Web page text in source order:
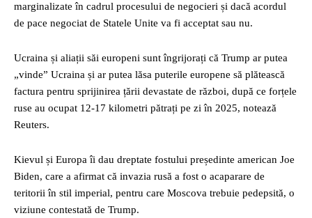
marginalizate în cadrul procesului de negocieri și dacă acordul
de pace negociat de Statele Unite va fi acceptat sau nu.
Ucraina și aliații săi europeni sunt îngrijorați că Trump ar putea
„vinde” Ucraina și ar putea lăsa puterile europene să plătească
factura pentru sprijinirea țării devastate de război, după ce forțele
ruse au ocupat 12-17 kilometri pătrați pe zi în 2025, notează
Reuters.
Kievul și Europa îi dau dreptate fostului președinte american Joe
Biden, care a afirmat că invazia rusă a fost o acaparare de
teritorii în stil imperial, pentru care Moscova trebuie pedepsită, o
viziune contestată de Trump.